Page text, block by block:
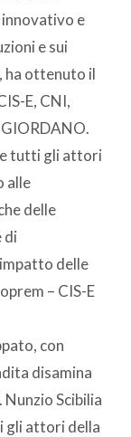
e
e sui
ha ottenuto il
E, CNI,
tutti gli attori
alle
delle
di
delle
– CIS-E
con
disamina
Scibilia
gli attori della